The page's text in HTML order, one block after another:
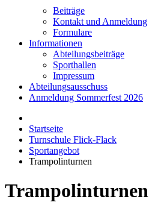
Beiträge
Kontakt und Anmeldung
Formulare
Informationen
Abteilungsbeiträge
Sporthallen
Impressum
Abteilungsausschuss
Anmeldung Sommerfest 2026
Startseite
Turnschule Flick-Flack
Sportangebot
Trampolinturnen
Trampolinturnen